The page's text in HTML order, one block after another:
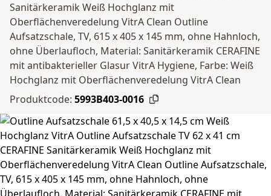
Sanitärkeramik Weiß Hochglanz mit
Oberflächenveredelung VitrA Clean Outline
Aufsatzschale, TV, 615 x 405 x 145 mm, ohne Hahnloch,
ohne Überlaufloch, Material: Sanitärkeramik CERAFINE
mit antibakterieller Glasur VitrA Hygiene, Farbe: Weiß
Hochglanz mit Oberflächenveredelung VitrA Clean
Produktcode: 5993B403-0016